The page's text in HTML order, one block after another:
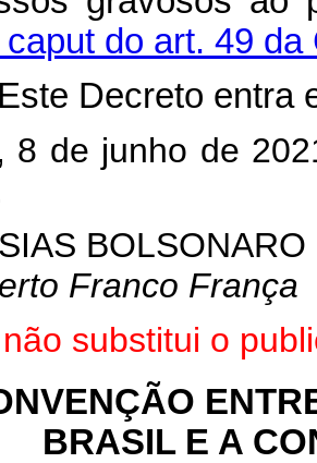
do art. 49 da
Decreto entra
8 de junho de
BOLSONARO
Franco França
substitui o
BRASIL E A